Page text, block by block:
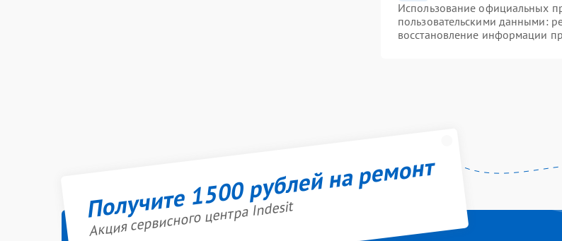
Использование официальных
пользовательскими данными:
восстановление информации
Получите 1500 рублей на ремонт
Акция сервисного центра Indesit